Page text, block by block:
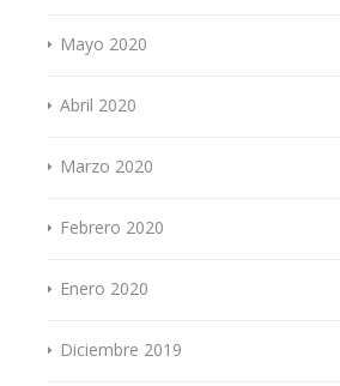
Mayo 2020
Abril 2020
Marzo 2020
Febrero 2020
Enero 2020
Diciembre 2019